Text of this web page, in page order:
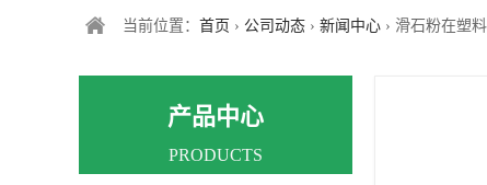
当前位置： 首页 › 公司动态 › 新闻中心 › 滑石粉在塑
产品中心
PRODUCTS